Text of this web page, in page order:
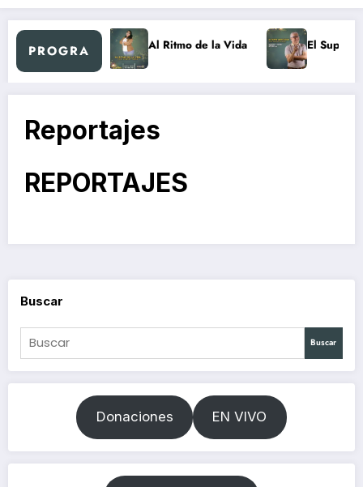
PROGRA
día Retro Al Ritmo de la Vida El Super
Reportajes
REPORTAJES
Buscar
Buscar
Donaciones EN VIVO